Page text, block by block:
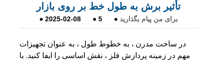
تأثیر برش به طول خط بر روی بازار
● 2025-02-08 ● 5 ● برای من پیام بگذارید
در ساخت مدرن ، به خطوط طول ، به عنوان تجهیزات
مهم در زمینه پردازش فلز ، نقش اساسی را ایفا کنید. با